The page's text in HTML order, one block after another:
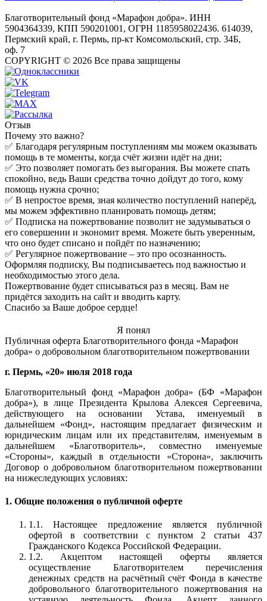
Благотворительный фонд «Марафон добра». ИНН
5904364339, КПП 590201001, ОГРН 1185958022436. 614039,
Пермский край, г. Пермь, пр-кт Комсомольский, стр. 34Б,
оф. 7
COPYRIGHT © 2026 Все права защищены
Отзыв
Почему это важно?
✅ Благодаря регулярным поступлениям мы можем оказывать
помощь в те моменты, когда счёт жизни идёт на дни;
✅ Это позволяет помогать без выгорания. Вы можете спать
спокойно, ведь Ваши средства точно дойдут до того, кому
помощь нужна срочно;
✅ В непростое время, зная количество поступлений наперёд,
мы можем эффективно планировать помощь детям;
✅ Подписка на пожертвование позволит не задумываться о
его совершении и экономит время. Можете быть уверенным,
что оно будет списано и пойдёт по назначению;
✅ Регулярное пожертвование – это про осознанность.
Оформляя подписку, Вы подписываетесь под важностью и
необходимостью этого дела.
Пожертвование будет списываться раз в месяц. Вам не
придётся заходить на сайт и вводить карту.
Спасибо за Ваше доброе сердце!
Я понял
Публичная оферта Благотворительного фонда «Марафон
добра» о добровольном благотворительном пожертвовании
г. Пермь, «20» июля 2018 года
Благотворительный фонд «Марафон добра» (БФ «Марафон
добра»), в лице Президента Крылова Алексея Сергеевича,
действующего на основании Устава, именуемый в
дальнейшем «Фонд», настоящим предлагает физическим и
юридическим лицам или их представителям, именуемым в
дальнейшем «Благотворитель», совместно именуемые
«Стороны», каждый в отдельности «Сторона», заключить
Договор о добровольном благотворительном пожертвовании
на нижеследующих условиях:
1. Общие положения о публичной оферте
1.1. Настоящее предложение является публичной
офертой в соответствии с пунктом 2 статьи 437
Гражданского Кодекса Российской Федерации.
1.2. Акцептом настоящей оферты является
осуществление Благотворителем перечисления
денежных средств на расчётный счёт Фонда в качестве
добровольного благотворительного пожертвования на